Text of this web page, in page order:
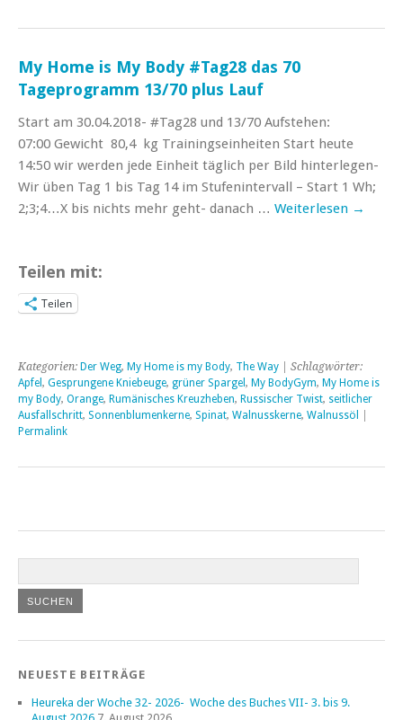
My Home is My Body #Tag28 das 70
Tageprogramm 13/70 plus Lauf
Start am 30.04.2018- #Tag28 und 13/70 Aufstehen:
07:00 Gewicht 80,4 kg Trainingseinheiten Start heute
14:50 wir werden jede Einheit täglich per Bild hinterlegen-
Wir üben Tag 1 bis Tag 14 im Stufenintervall – Start 1 Wh;
2;3;4…X bis nichts mehr geht- danach … Weiterlesen →
Teilen mit:
Teilen
Kategorien: Der Weg, My Home is my Body, The Way | Schlagwörter:
Apfel , Gesprungene Kniebeuge, grüner Spargel , My BodyGym, My Home is
my Body, Orange, Rumänisches Kreuzheben, Russischer Twist, seitlicher
Ausfallschritt, Sonnenblumenkerne, Spinat, Walnusskerne, Walnussöl
Permalink
NEUESTE BEITRÄGE
Heureka der Woche 32- 2026- Woche des Buches VII- 3. bis 9.